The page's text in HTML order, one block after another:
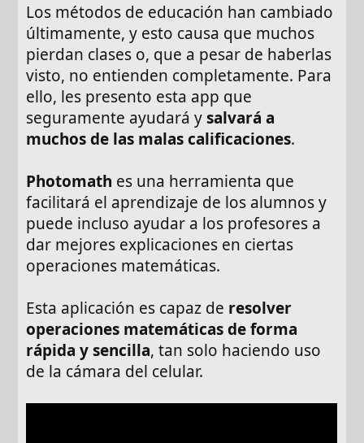
Los métodos de educación han cambiado
últimamente, y esto causa que muchos
pierdan clases o, que a pesar de haberlas
visto, no entienden completamente. Para
ello, les presento esta app que
seguramente ayudará ysalvará a
muchos de las malas calificaciones.
Photomath es una herramienta que
facilitará el aprendizaje de los alumnos y
puede incluso ayudar a los profesores a
dar mejores explicaciones en ciertas
operaciones matemáticas.
Esta aplicación es capaz de resolver
operaciones matemáticas de forma
rápida y sencilla, tan solo haciendo uso
de la cámara del celular.